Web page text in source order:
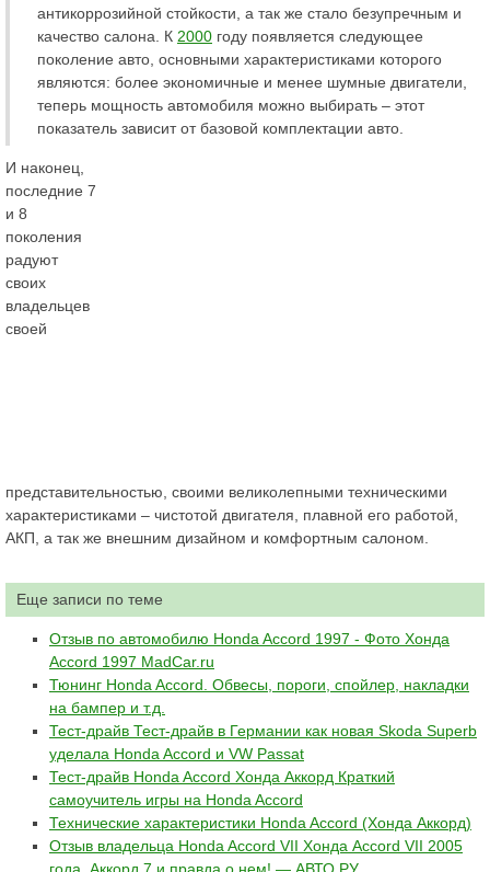
антикоррозийной стойкости, а так же стало безупречным и
качество салона. К 2000 году появляется следующее
поколение авто, основными характеристиками которого
являются: более экономичные и менее шумные двигатели,
теперь мощность автомобиля можно выбирать – этот
показатель зависит от базовой комплектации авто.
И наконец,
последние 7
и 8
поколения
радуют
своих
владельцев
своей
представительностью, своими великолепными техническими
характеристиками – чистотой двигателя, плавной его работой,
АКП, а так же внешним дизайном и комфортным салоном.
Еще записи по теме
Отзыв по автомобилю Honda Accord 1997 - Фото Хонда
Accord 1997 MadCar.ru
Тюнинг Honda Accord. Обвесы, пороги, спойлер, накладки
на бампер и т.д.
Тест-драйв Тест-драйв в Германии как новая Skoda Superb
уделала Honda Accord и VW Passat
Тест-драйв Honda Accord Хонда Аккорд Краткий
самоучитель игры на Honda Accord
Технические характеристики Honda Accord (Хонда Аккорд)
Отзыв владельца Honda Accord VII Хонда Accord VII 2005